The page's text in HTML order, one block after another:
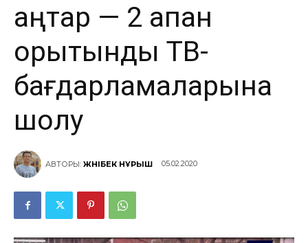
қаңтар — 2 ақпан
қорытынды ТВ-
бағдарламаларына
шолу
АВТОРЫ: ЖӘНІБЕК НҰРЫШ 05.02.2020